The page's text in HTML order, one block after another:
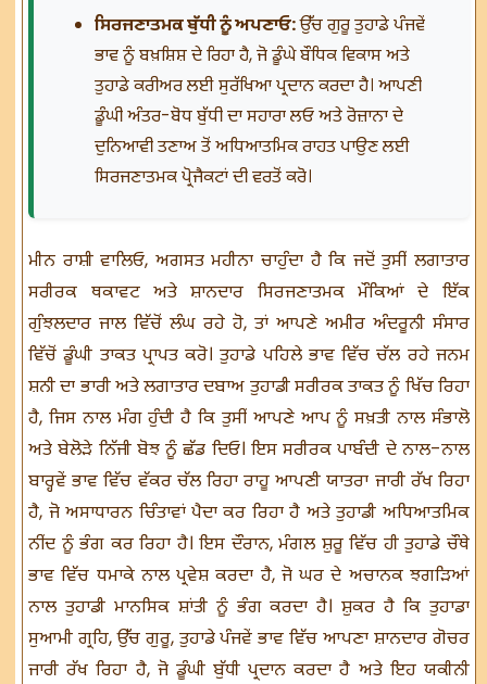
ਸਿਰਜਣਾਤਮਕ ਬੁੱਧੀ ਨੂੰ ਅਪਣਾਓ:ਉੱਚ ਗੁਰੂ ਤੁਹਾਡੇ ਪੰਜਵੇਂ
ਭਾਵ ਨੂੰ ਬਖ਼ਸ਼ਿਸ਼ ਦੇ ਰਿਹਾ ਹੈ, ਜੋ ਡੂੰਘੇ ਬੌਧਿਕ ਵਿਕਾਸ ਅਤੇ
ਤੁਹਾਡੇ ਕਰੀਅਰ ਲਈ ਸੁਰੱਖਿਆ ਪ੍ਰਦਾਨ ਕਰਦਾ ਹੈ। ਆਪਣੀ
ਡੂੰਘੀ ਅੰਤਰ-ਬੋਧ ਬੁੱਧੀ ਦਾ ਸਹਾਰਾ ਲਓ ਅਤੇ ਰੋਜ਼ਾਨਾ ਦੇ
ਦੁਨਿਆਵੀ ਤਣਾਅ ਤੋਂ ਅਧਿਆਤਮਿਕ ਰਾਹਤ ਪਾਉਣ ਲਈ
ਸਿਰਜਣਾਤਮਕ ਪ੍ਰੋਜੈਕਟਾਂ ਦੀ ਵਰਤੋਂ ਕਰੋ।
ਮੀਨ ਰਾਸ਼ੀ ਵਾਲਿਓ, ਅਗਸਤ ਮਹੀਨਾ ਚਾਹੁੰਦਾ ਹੈ ਕਿ ਜਦੋਂ ਤੁਸੀਂ ਲਗਾਤਾਰ
ਸਰੀਰਕ ਥਕਾਵਟ ਅਤੇ ਸ਼ਾਨਦਾਰ ਸਿਰਜਣਾਤਮਕ ਮੌਕਿਆਂ ਦੇ ਇੱਕ
ਗੁੰਝਲਦਾਰ ਜਾਲ ਵਿੱਚੋਂ ਲੰਘ ਰਹੇ ਹੋ, ਤਾਂ ਆਪਣੇ ਅਮੀਰ ਅੰਦਰੂਨੀ ਸੰਸਾਰ
ਵਿੱਚੋਂ ਡੂੰਘੀ ਤਾਕਤ ਪ੍ਰਾਪਤ ਕਰੋ। ਤੁਹਾਡੇ ਪਹਿਲੇ ਭਾਵ ਵਿੱਚ ਚੱਲ ਰਹੇ ਜਨਮ
ਸ਼ਨੀ ਦਾ ਭਾਰੀ ਅਤੇ ਲਗਾਤਾਰ ਦਬਾਅ ਤੁਹਾਡੀ ਸਰੀਰਕ ਤਾਕਤ ਨੂੰ ਖਿੱਚ ਰਿਹਾ
ਹੈ, ਜਿਸ ਨਾਲ ਮੰਗ ਹੁੰਦੀ ਹੈ ਕਿ ਤੁਸੀਂ ਆਪਣੇ ਆਪ ਨੂੰ ਸਖ਼ਤੀ ਨਾਲ ਸੰਭਾਲੋ
ਅਤੇ ਬੇਲੋੜੇ ਨਿੱਜੀ ਬੋਝ ਨੂੰ ਛੱਡ ਦਿਓ। ਇਸ ਸਰੀਰਕ ਪਾਬੰਦੀ ਦੇ ਨਾਲ-ਨਾਲ
ਬਾਰ੍ਹਵੇਂ ਭਾਵ ਵਿੱਚ ਵੱਕਰ ਚੱਲ ਰਿਹਾ ਰਾਹੂ ਆਪਣੀ ਯਾਤਰਾ ਜਾਰੀ ਰੱਖ ਰਿਹਾ
ਹੈ, ਜੋ ਅਸਾਧਾਰਨ ਚਿੰਤਾਵਾਂ ਪੈਦਾ ਕਰ ਰਿਹਾ ਹੈ ਅਤੇ ਤੁਹਾਡੀ ਅਧਿਆਤਮਿਕ
ਨੀਂਦ ਨੂੰ ਭੰਗ ਕਰ ਰਿਹਾ ਹੈ। ਇਸ ਦੌਰਾਨ, ਮੰਗਲ ਸ਼ੁਰੂ ਵਿੱਚ ਹੀ ਤੁਹਾਡੇ ਚੌਥੇ
ਭਾਵ ਵਿੱਚ ਧਮਾਕੇ ਨਾਲ ਪ੍ਰਵੇਸ਼ ਕਰਦਾ ਹੈ, ਜੋ ਘਰ ਦੇ ਅਚਾਨਕ ਝਗੜਿਆਂ
ਨਾਲ ਤੁਹਾਡੀ ਮਾਨਸਿਕ ਸ਼ਾਂਤੀ ਨੂੰ ਭੰਗ ਕਰਦਾ ਹੈ। ਸ਼ੁਕਰ ਹੈ ਕਿ ਤੁਹਾਡਾ
ਸੁਆਮੀ ਗ੍ਰਹਿ, ਉੱਚ ਗੁਰੂ, ਤੁਹਾਡੇ ਪੰਜਵੇਂ ਭਾਵ ਵਿੱਚ ਆਪਣਾ ਸ਼ਾਨਦਾਰ ਗੋਚਰ
ਜਾਰੀ ਰੱਖ ਰਿਹਾ ਹੈ, ਜੋ ਡੂੰਘੀ ਬੁੱਧੀ ਪ੍ਰਦਾਨ ਕਰਦਾ ਹੈ ਅਤੇ ਇਹ ਯਕੀਨੀ